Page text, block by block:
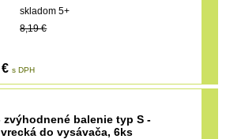
skladom 5+
8,19 €
s DPH
zvýhodnené balenie typ S -
do vysávača, 6ks